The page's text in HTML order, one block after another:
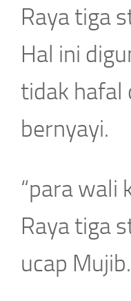
Raya tiga
Hal ini
tidak hafal
bernyayi.
“para wali
Raya tiga
ucap Mujib.